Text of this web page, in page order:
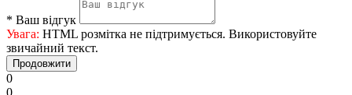
* Ваш відгук
Увага: HTML розмітка не підтримується. Використовуйте
звичайний текст.
Продовжити
0
0